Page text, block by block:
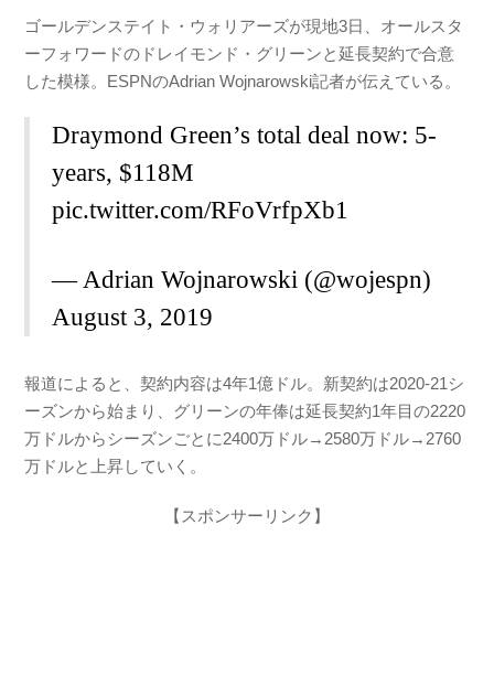
c
e
o
o
k
tt
er
er
n
e
e
ゴールデンステイト・ウォリアーズが現地3日、オールスタ
ーフォワードのドレイモンド・グリーンと延長契約で合意
した模様。ESPNのAdrian Wojnarowski記者が伝えている。
Draymond Green’s total deal now: 5-
years, $118M
pic.twitter.com/RFoVrfpXb1
— Adrian Wojnarowski (@wojespn)
August 3, 2019
報道によると、契約内容は4年1億ドル。新契約は2020-21シ
ーズンから始まり、グリーンの年俸は延長契約1年目の2220
万ドルからシーズンごとに2400万ドル→2580万ドル→2760
万ドルと上昇していく。
【スポンサーリンク】